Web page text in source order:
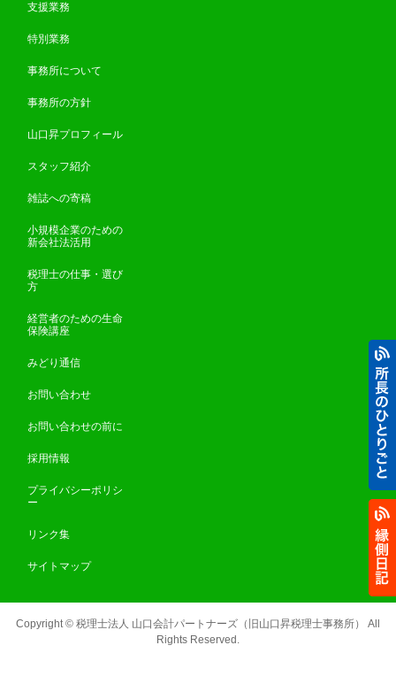
支援業務
特別業務
事務所について
事務所の方針
山口昇プロフィール
スタッフ紹介
雑誌への寄稿
小規模企業のための
新会社法活用
税理士の仕事・選び
方
経営者のための生命
保険講座
みどり通信
お問い合わせ
お問い合わせの前に
採用情報
プライバシーポリシ
ー
リンク集
サイトマップ
Copyright © 税理士法人 山口会計パートナーズ（旧山口昇税理士事務所）
All
Rights Reserved.